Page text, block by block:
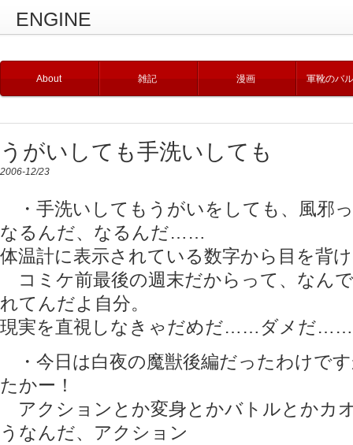
ENGINE
About 雑記 漫画 軍靴のバ
うがいしても手洗いしても
2006-12/23
・手洗いしてもうがいをしても、風邪
なるんだ、なるんだ……
体温計に表示されている数字から目を背
コミケ前最後の週末だからって、なん
れてんだよ自分。
現実を直視しなきゃだめだ……ダメだ……
・今日は白夜の魔獣後編だったわけで
たかー！
アクションとか変身とかバトルとかカ
うなんだ、アクション